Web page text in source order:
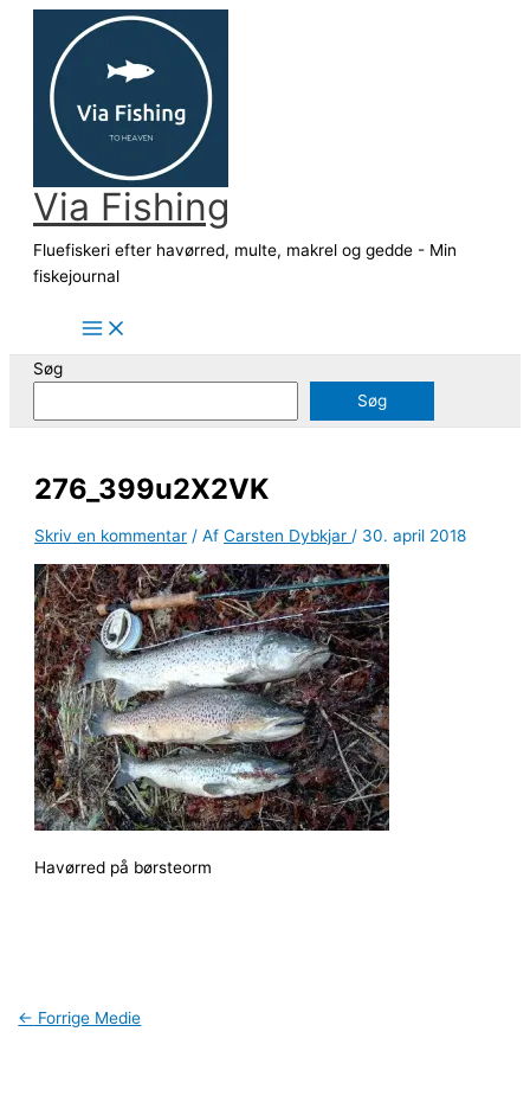
indholdet
Via Fishing
Fluefiskeri efter havørred, multe, makrel og gedde - Min
fiskejournal
Søg
Søg
276_399u2X2VK
Skriv en kommentar / AfCarsten Dybkjar/ 30. april 2018
Havørred på børsteorm
← Forrige Medie